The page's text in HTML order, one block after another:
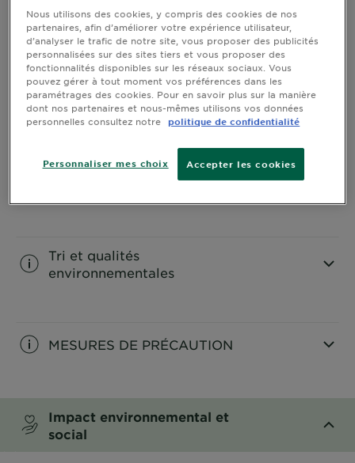
LES INFORMATIONS SUR LE
PRODUIT
CLOSE SUBPANEL
L'APPLICATION
Tri et qualités
environnementales
MESURES DE PRÉCAUTION
Impact environnemental et
social
Nous utilisons des cookies, y compris des cookies de nos
partenaires, afin d’améliorer votre expérience utilisateur,
d’analyser le trafic de notre site, vous proposer des publicités
personnalisées sur des sites tiers et vous proposer des
fonctionnalités disponibles sur les réseaux sociaux. Vous
pouvez gérer à tout moment vos préférences dans les
paramétrages des cookies. Pour en savoir plus sur la manière
dont nos partenaires et nous-mêmes utilisons vos données
personnelles consultez notre
politique de confidentialité
Accepter les cookies
Personnaliser mes choix